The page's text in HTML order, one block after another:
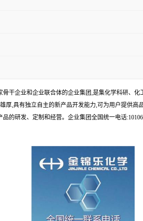
干企业和企业联合体的企业集团,是集化学科研、
,具有独立自主的新产品开发能力,可为用户提供
的研发、定制和经营。企业集团全国统一电话